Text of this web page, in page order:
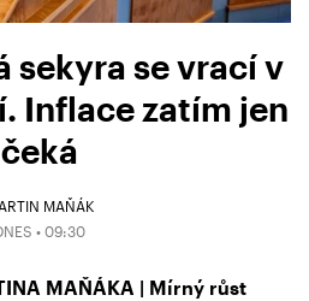
sekyra se vrací v
Inflace zatím jen
čeká
MAŇÁK
• 09:30
MAŇÁKA | Mírný růst